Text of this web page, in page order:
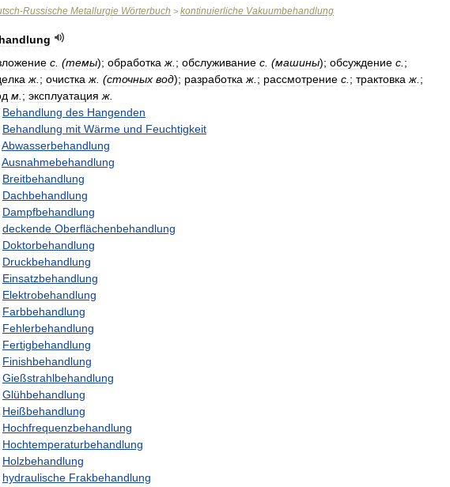
-Russische Metallurgie Wörterbuch > kontinuierliche Vakuumbehandlung
с . (темы); обработка ж ; обслуживание с . (машины); обсуждение с ;
ж ; очистка ж . (сточных вод); разработка ж ; рассмотрение с ; трактовка ж ;
м ; эксплуатация ж
Behandlung des Hangenden
Behandlung mit Wärme und Feuchtigkeit
Abwasserbehandlung
Ausnahmebehandlung
Breitbehandlung
Dachbehandlung
Dampfbehandlung
deckende Oberflächenbehandlung
Doktorbehandlung
Druckbehandlung
Einsatzbehandlung
Elektrobehandlung
Farbbehandlung
Fehlerbehandlung
Fertigbehandlung
Finishbehandlung
Gießstrahlbehandlung
Glühbehandlung
Heißbehandlung
Hochfrequenzbehandlung
Hochtemperaturbehandlung
Holzbehandlung
hydraulische Frakbehandlung